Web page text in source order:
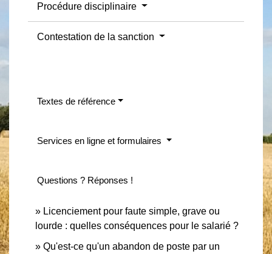
Procédure disciplinaire
Contestation de la sanction
Textes de référence
Services en ligne et formulaires
Questions ? Réponses !
Licenciement pour faute simple, grave ou
lourde : quelles conséquences pour le salarié ?
Qu'est-ce qu'un abandon de poste par un